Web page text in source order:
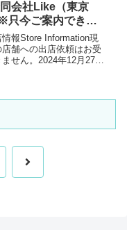
会社Like（東京
只今ご案内できま
重要事項有り）
報Store Information現
舗への出店依頼はお受
ません。2024年12月27
グ ¥650...